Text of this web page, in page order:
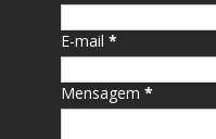
E-mail*
Mensagem*